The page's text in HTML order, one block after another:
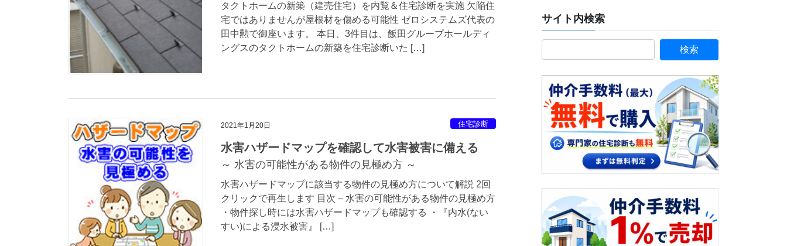
タクトホームの新築（建売住宅）を内覧＆住宅診断を実施 欠陥住
宅ではありませんが屋根材を傷める可能性 ゼロシステムズ代表の
田中勲で御座います。 本日、3件目は、飯田グループホールディ
ングスのタクトホームの新築を住宅診断いた […]
2021年1月20日 住宅診断
水害ハザードマップを確認して水害被害に備える
～ 水害の可能性がある物件の見極め方 ～
水害ハザードマップに該当する物件の見極め方について解説 2回
クリックで再生します 目次 – 水害の可能性がある物件の見極め方
・物件探し時には水害ハザードマップも確認する ・『内水(ない
すい)による浸水被害』 […]
サイト内検索